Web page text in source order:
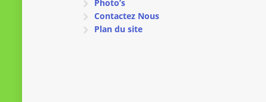
Photo’s
Contactez Nous
Plan du site